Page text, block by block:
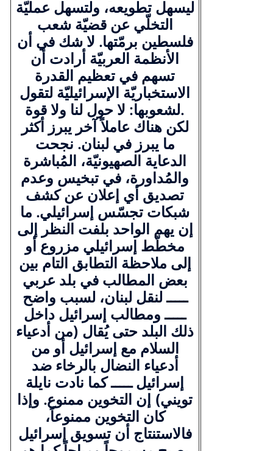
ليسهل تطويعه، ولتسهل عمليّة
التخلّي عن قضيّة شعب
فلسطين برمّتها. لا شك في أن
الأنظمة العربيّة أرادت أن
تسهم في تعظيم القدرة
الاستخباريّة الإسرائيليّة لتقول
لشعوبها: لا حول لنا ولا قوة.
لكن هناك عاملاً آخر يبرز أكثر
ما يبرز في لبنان. نجحت
الدعاية الصهيونيّة، المُباشرة
والمُداورة، في تبخيس وعدم
تصديق أي إعلان عن كشف
شبكات تجسّس إسرائيلي. ما
إن يهم الواحد بلفت النظر إلى
مخطّط إسرائيلي مزروع أو
إلى ملاحظة التطابق التام بين
بعض المطالب في بلد عربي
ـــــ لنقل لبنان، لسبب واضح
ـــــ ومطالب إسرائيل داخل
ذلك البلد حتى يُقال (من أدعياء
السلام مع إسرائيل أو من
أدعياء النضال بالرخاء ضد
إسرائيل ـــــ كما نادت نايلة
تويني) إن التخوين ممنوع. وإذا
كان التخوين ممنوعاً،
فالاستنتاج أن تسويق إسرائيل